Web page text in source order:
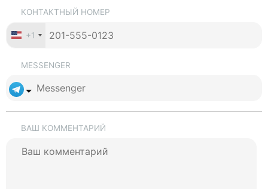
КОНТАКТНЫЙ НОМЕР
+1
MESSENGER
ВАШ КОММЕНТАРИЙ